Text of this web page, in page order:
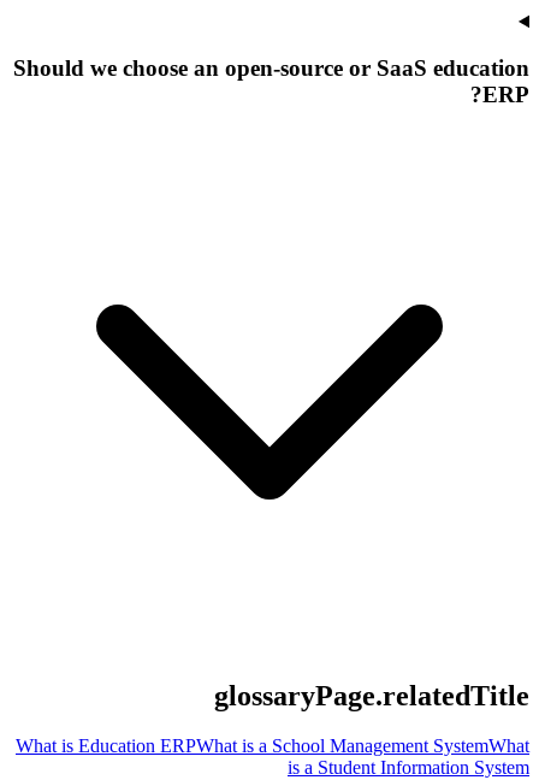
Should we choose an open-source or SaaS education
ERP?
glossaryPage.relatedTitle
What is Education ERPWhat is a School Management SystemWhat
is a Student Information System